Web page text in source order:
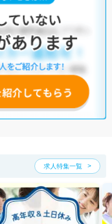
求人特集一覧